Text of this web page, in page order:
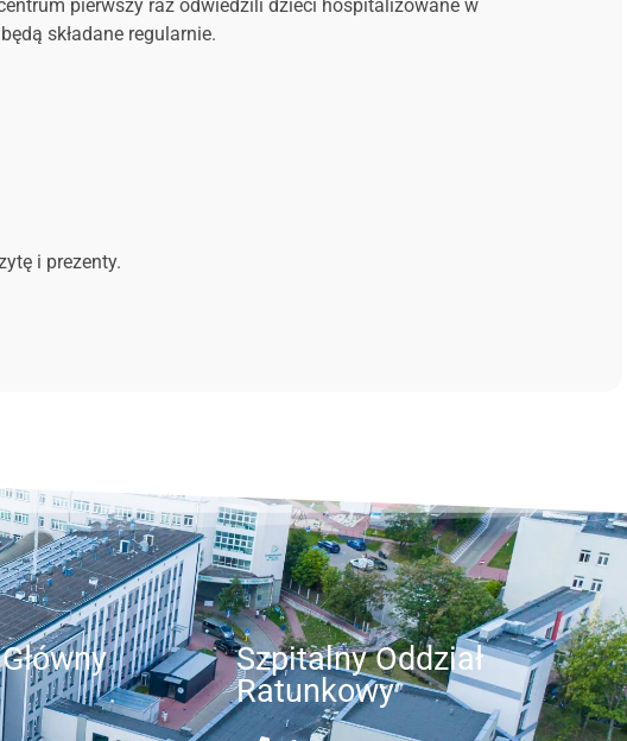
pierwszy raz odwiedzili dzieci hospitalizowane w
składane regularnie.
i prezenty.
Szpitalny Oddział
Ratunkowy